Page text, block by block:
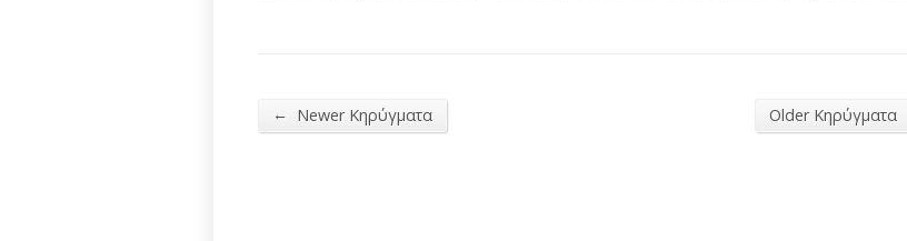
← Newer Κηρύγματα Older Κηρύγματα